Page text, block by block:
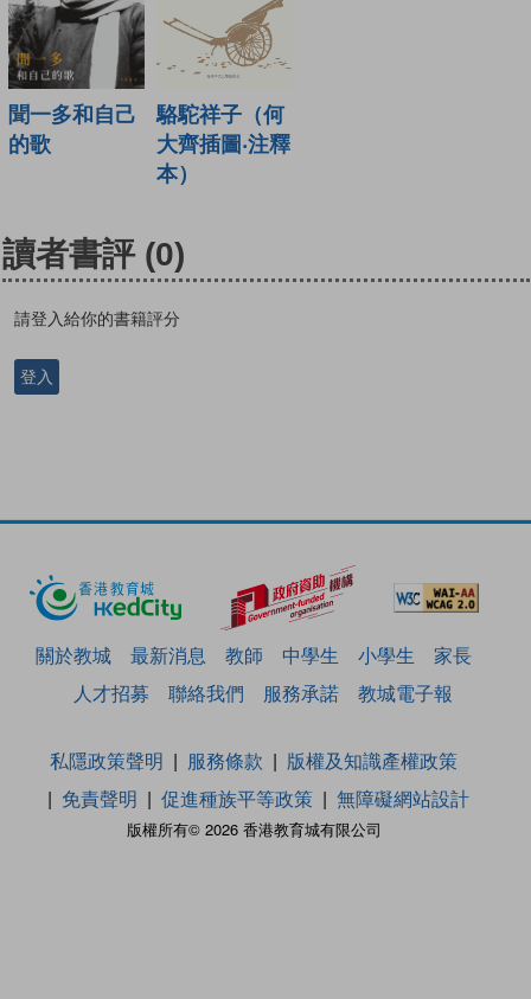
聞一多和自己
的歌
駱駝祥子（何
大齊插圖‧注釋
本）
讀者書評 (0)
請登入給你的書籍評分
登入
關於教城 最新消息 教師 中學生 小學生
家長
人才招募
聯絡我們 服務承諾 教城電子報
版權所有© 2026 香港教育城有限公司
私隱政策聲明 服務條款
版權及知識產權政策
免責聲明
促進種族平等政策 無障礙網站設計